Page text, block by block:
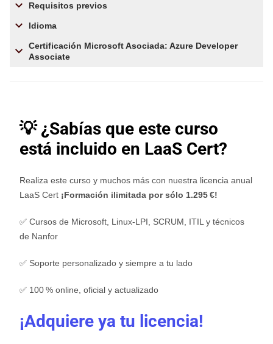
Requisitos previos
Idioma
Certificación Microsoft Asociada: Azure Developer
Associate
💡 ¿Sabías que este curso
está incluido en LaaS Cert?
Realiza este curso y muchos más con nuestra licencia anual
LaaS Cert ¡Formación ilimitada por sólo 1.295 €!
✅ Cursos de Microsoft, Linux-LPI, SCRUM, ITIL y técnicos
de Nanfor
✅ Soporte personalizado y siempre a tu lado
✅ 100 % online, oficial y actualizado
¡Adquiere ya tu licencia!